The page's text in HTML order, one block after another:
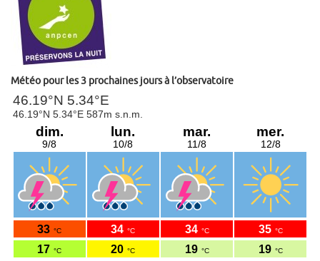
Météo pour les 3 prochaines jours à l’observatoire